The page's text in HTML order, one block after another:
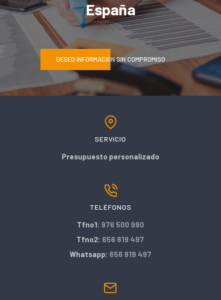
España
DESEO INFORMACIÓN SIN COMPROMISO
SERVICIO
Presupuesto personalizado
TELÉFONOS
Tfno1: 976 500 990
Tfno2: 656 819 497
Whatsapp: 656 819 497